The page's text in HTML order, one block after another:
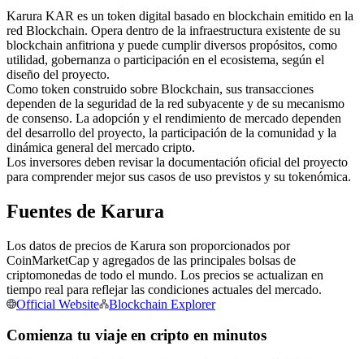
Futuros del USDC
Futuros que utilizan USDC como garantía
Copiar Trading
Únete a los mejores traders
Karura KAR es un token digital basado en blockchain emitido en la
red Blockchain. Opera dentro de la infraestructura existente de su
blockchain anfitriona y puede cumplir diversos propósitos, como
utilidad, gobernanza o participación en el ecosistema, según el
diseño del proyecto.
Como token construido sobre Blockchain, sus transacciones
dependen de la seguridad de la red subyacente y de su mecanismo
de consenso. La adopción y el rendimiento de mercado dependen
del desarrollo del proyecto, la participación de la comunidad y la
dinámica general del mercado cripto.
Los inversores deben revisar la documentación oficial del proyecto
para comprender mejor sus casos de uso previstos y su tokenómica.
Fuentes de Karura
Los datos de precios de Karura son proporcionados por
CoinMarketCap y agregados de las principales bolsas de
criptomonedas de todo el mundo. Los precios se actualizan en
tiempo real para reflejar las condiciones actuales del mercado.
Official Website
Blockchain Explorer
Comienza tu viaje en cripto en minutos